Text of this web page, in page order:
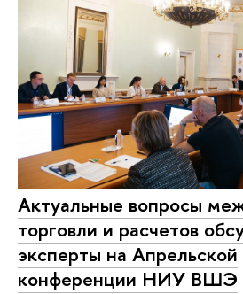
Актуальные вопросы
торговли и расчетов
эксперты на Апрельской
конференции НИУ ВШЭ